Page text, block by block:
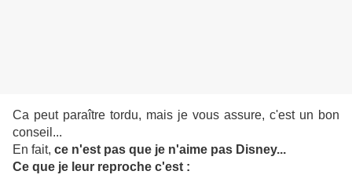
Ca peut paraître tordu, mais je vous assure, c'est un bon
conseil...
En fait, ce n'est pas que je n'aime pas Disney...
Ce que je leur reproche c'est :